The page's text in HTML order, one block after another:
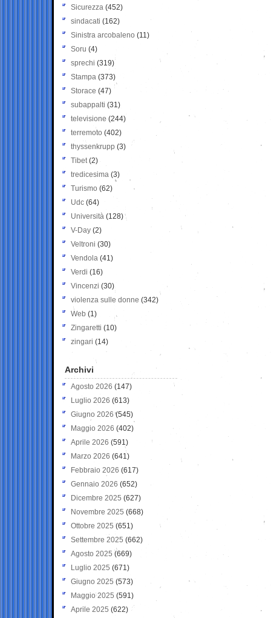
Sicurezza (452)
sindacati (162)
Sinistra arcobaleno (11)
Soru (4)
sprechi (319)
Stampa (373)
Storace (47)
subappalti (31)
televisione(244)
terremoto (402)
thyssenkrupp (3)
Tibet(2)
tredicesima (3)
Turismo (62)
Udc (64)
Università (128)
V-Day (2)
Veltroni (30)
Vendola (41)
Verdi (16)
Vincenzi (30)
violenza sulle donne (342)
Web (1)
Zingaretti (10)
zingari (14)
Archivi
Agosto 2026 (147)
Luglio 2026 (613)
Giugno 2026 (545)
Maggio 2026 (402)
Aprile 2026 (591)
Marzo 2026 (641)
Febbraio 2026 (617)
Gennaio 2026 (652)
Dicembre 2025 (627)
Novembre 2025 (668)
Ottobre 2025 (651)
Settembre 2025 (662)
Agosto 2025 (669)
Luglio 2025 (671)
Giugno 2025 (573)
Maggio 2025 (591)
Aprile 2025 (622)